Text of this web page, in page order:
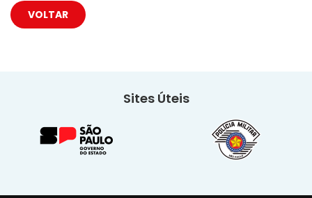
VOLTAR
Sites Úteis